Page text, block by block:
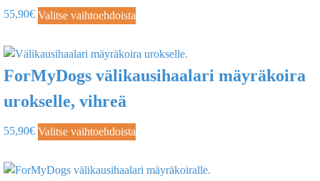
55,90€ Valitse vaihtoehdoista
ForMyDogs välikausihaalari mäyräkoira
urokselle, vihreä
55,90€ Valitse vaihtoehdoista